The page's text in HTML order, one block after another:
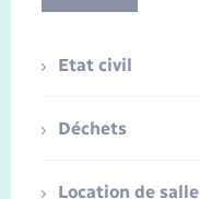
Etat civil
Déchets
Location de salle